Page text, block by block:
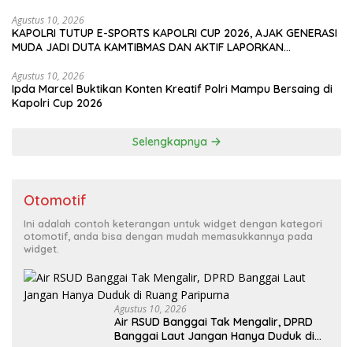
Agustus 10, 2026
KAPOLRI TUTUP E-SPORTS KAPOLRI CUP 2026, AJAK GENERASI
MUDA JADI DUTA KAMTIBMAS DAN AKTIF LAPORKAN
Agustus 10, 2026
Ipda Marcel Buktikan Konten Kreatif Polri Mampu Bersaing di
Kapolri Cup 2026
Selengkapnya
Otomotif
Ini adalah contoh keterangan untuk widget dengan kategori
otomotif, anda bisa dengan mudah memasukkannya pada
widget.
Agustus 10, 2026
Air RSUD Banggai Tak Mengalir, DPRD
Banggai Laut Jangan Hanya Duduk di